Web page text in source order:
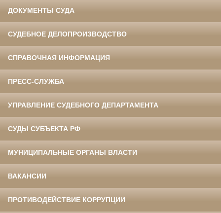
ДОКУМЕНТЫ СУДА
СУДЕБНОЕ ДЕЛОПРОИЗВОДСТВО
СПРАВОЧНАЯ ИНФОРМАЦИЯ
ПРЕСС-СЛУЖБА
УПРАВЛЕНИЕ СУДЕБНОГО ДЕПАРТАМЕНТА
СУДЫ СУБЪЕКТА РФ
МУНИЦИПАЛЬНЫЕ ОРГАНЫ ВЛАСТИ
ВАКАНСИИ
ПРОТИВОДЕЙСТВИЕ КОРРУПЦИИ